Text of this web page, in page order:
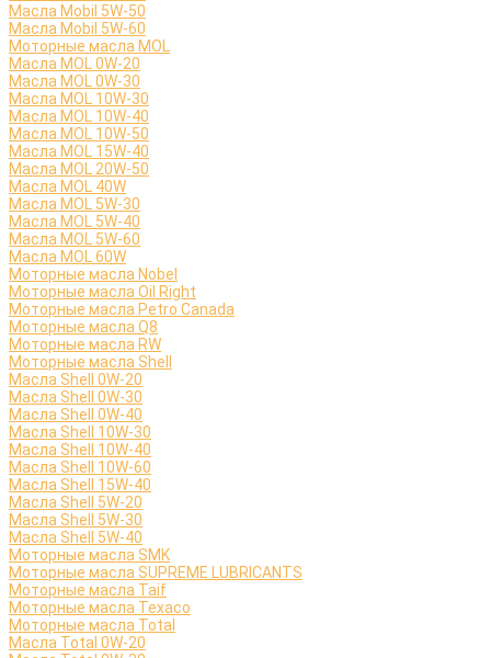
Масла Mobil 5W-50
Масла Mobil 5W-60
Моторные масла MOL
Масла MOL 0W-20
Масла MOL 0W-30
Масла MOL 10W-30
Масла MOL 10W-40
Масла MOL 10W-50
Масла MOL 15W-40
Масла MOL 20W-50
Масла MOL 40W
Масла MOL 5W-30
Масла MOL 5W-40
Масла MOL 5W-60
Масла MOL 60W
Моторные масла Nobel
Моторные масла Oil Right
Моторные масла Petro Canada
Моторные масла Q8
Моторные масла RW
Моторные масла Shell
Масла Shell 0W-20
Масла Shell 0W-30
Масла Shell 0W-40
Масла Shell 10W-30
Масла Shell 10W-40
Масла Shell 10W-60
Масла Shell 15W-40
Масла Shell 5W-20
Масла Shell 5W-30
Масла Shell 5W-40
Моторные масла SMK
Моторные масла SUPREME LUBRICANTS
Моторные масла Taif
Моторные масла Texaco
Моторные масла Total
Масла Total 0W-20